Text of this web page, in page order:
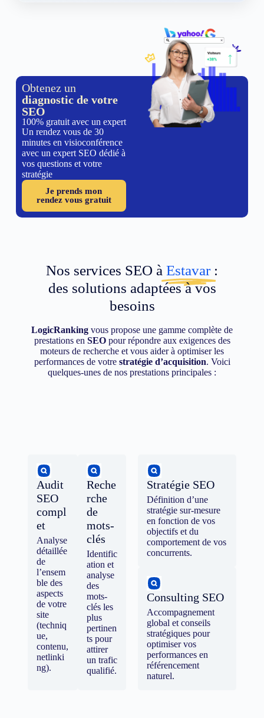
Obtenez un
diagnostic de votre
SEO
100% gratuit avec un expert
Un rendez vous de 30
minutes en visioconférence
avec un expert SEO dédié à
vos questions et votre
stratégie
Je prends mon
rendez vous gratuit
Nos services SEO à Estavar :
des solutions adaptées à vos
besoins
LogicRanking vous propose une gamme complète de
prestations en SEOpour répondre aux exigences des
moteurs de recherche et vous aider à optimiser les
performances de votre stratégie d’acquisition. Voici
quelques-unes de nos prestations principales :
Audit
SEO
compl
et
Analyse
détaillée
de
l’ensem
ble des
aspects
de votre
site
(techniq
ue,
contenu,
netlinki
ng).
Reche
rche
de
mots-
clés
Identific
ation et
analyse
des
mots-
clés les
plus
pertinen
ts pour
attirer
un trafic
qualifié.
Stratégie SEO
Définition d’une
stratégie sur-mesure
en fonction de vos
objectifs et du
comportement de vos
concurrents.
Consulting SEO
Accompagnement
global et conseils
stratégiques pour
optimiser vos
performances en
référencement
naturel.